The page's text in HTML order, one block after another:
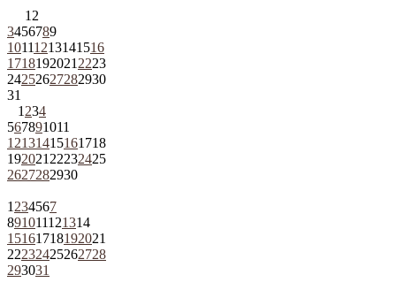
1 2
3456789
10111213141516
1718192021 2223
24252627282930
31
1 234
567891011
12131415161718
192021 22232425
2627282930
1 234567
891011121314
15161718192021
22232425262728
293031